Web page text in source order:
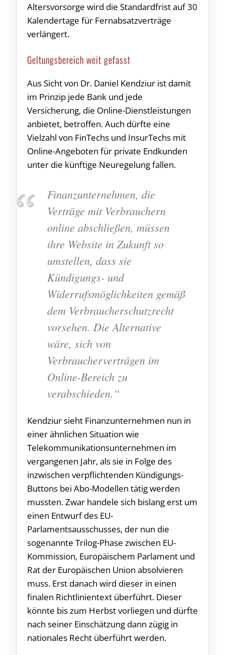
Altersvorsorge wird die Standardfrist auf 30
Kalendertage für Fernabsatzverträge
verlängert.
Geltungsbereich weit gefasst
Aus Sicht von Dr. Daniel Kendziur ist damit
im Prinzip jede Bank und jede
Versicherung, die Online-Dienstleistungen
anbietet, betroffen. Auch dürfte eine
Vielzahl von FinTechs und InsurTechs mit
Online-Angeboten für private Endkunden
unter die künftige Neuregelung fallen.
Finanzunternehmen, die
Verträge mit Verbrauchern
online abschließen, müssen
ihre Website in Zukunft so
umstellen, dass sie
Kündigungs- und
Widerrufsmöglichkeiten gemäß
dem Verbraucherschutzrecht
vorsehen. Die Alternative
wäre, sich von
Verbraucherverträgen im
Online-Bereich zu
verabschieden.“
Kendziur sieht Finanzunternehmen nun in
einer ähnlichen Situation wie
Telekommunikationsunternehmen im
vergangenen Jahr, als sie in Folge des
inzwischen verpflichtenden Kündigungs-
Buttons bei Abo-Modellen tätig werden
mussten. Zwar handele sich bislang erst um
einen Entwurf des EU-
Parlamentsausschusses, der nun die
sogenannte Trilog-Phase zwischen EU-
Kommission, Europäischem Parlament und
Rat der Europäischen Union absolvieren
muss. Erst danach wird dieser in einen
finalen Richtlinientext überführt. Dieser
könnte bis zum Herbst vorliegen und dürfte
nach seiner Einschätzung dann zügig in
nationales Recht überführt werden.